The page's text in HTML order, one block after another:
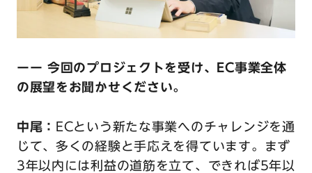
ーー 今回のプロジェクトを受け、EC事業全体
の展望をお聞かせください。
中尾：
ECという新たな事業へのチャレンジを通
じて、多くの経験と手応えを得ています。まず
3年以内には利益の道筋を立て、できれば5年以